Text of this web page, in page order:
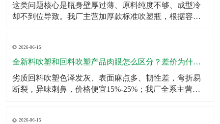
这类问题核心是瓶身壁厚过薄、原料纯度不够、成型冷
却不到位导致。我厂主营加厚款标准吹塑瓶，根据容量
包、不变形；生产采用伺服匀速挤出+恒温冷却工艺，杜
绝瓶身局部发软、成型缩水问题。同时成品出厂前完成2
米垂直
2026-06-15
全新料吹塑和回料吹塑产品肉眼怎么区分？差价为什么这么大？
劣质回料吹塑色泽发灰、表面麻点多、韧性差，弯折易
断裂，异味刺鼻，价格便宜15%-25%；我厂全系主营成
2026-06-15